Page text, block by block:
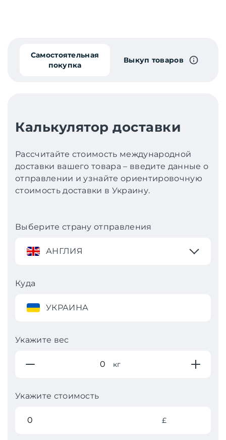
Самостоятельная
покупка
Выкуп товаров
Калькулятор доставки
Рассчитайте стоимость международной
доставки вашего товара – введите данные о
отправлении и узнайте ориентировочную
стоимость доставки в Украину.
Выберите страну отправления
АНГЛИЯ
Куда
УКРАИНА
Укажите вес
кг
Укажите стоимость
£